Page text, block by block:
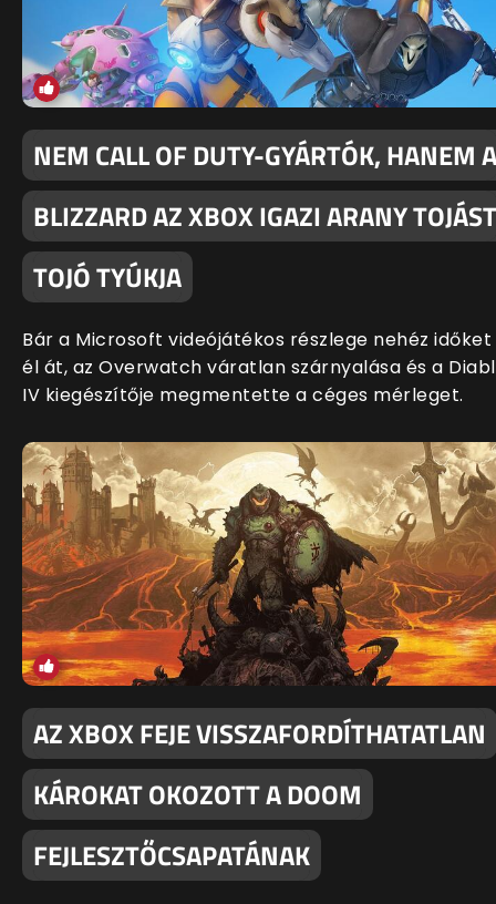
NEM CALL OF DUTY-GYÁRTÓK, HANEM A
BLIZZARD AZ XBOX IGAZI ARANY TOJÁST
TOJÓ TYÚKJA
Bár a Microsoft videójátékos részlege nehéz időket
él át, az Overwatch váratlan szárnyalása és a
IV kiegészítője megmentette a céges mérleget.
AZ XBOX FEJE VISSZAFORDÍTHATATLAN
KÁROKAT OKOZOTT A DOOM
FEJLESZTŐCSAPATÁNAK